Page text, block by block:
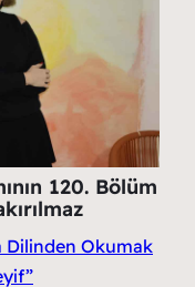
120. Bölüm